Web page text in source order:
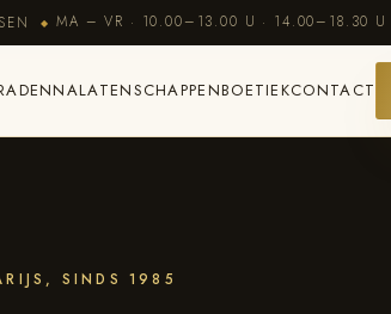
◆ MA – VR · 10.00–13.00 U · 14.00–18.30
NALATENSCHAPPENBOETIEKCONTACT
SINDS 1985